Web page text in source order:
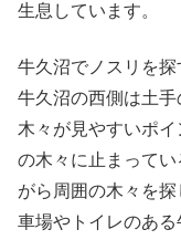
生息しています。
牛久沼でノスリを探
牛久沼の西側は土
木々が見やすいポ
の木々に止まって
がら周囲の木々を
車場やトイレのあ